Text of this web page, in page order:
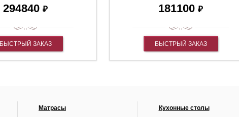
294840 ₽
БЫСТРЫЙ ЗАКАЗ
181100 ₽
БЫСТРЫЙ ЗАКАЗ
Матрасы
Кухонные столы